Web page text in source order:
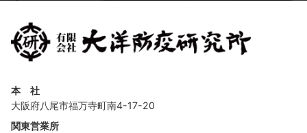
本 社
大阪府八尾市福万寺町南4-17-20
関東営業所